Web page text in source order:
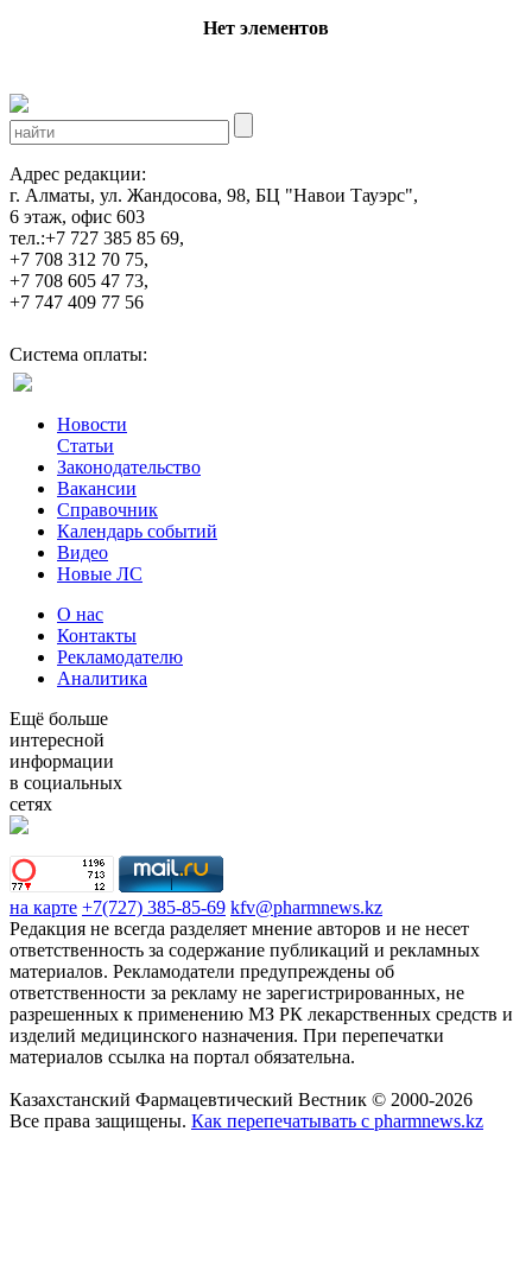
Нет элементов
Адрес редакции:
г. Алматы, ул. Жандосова, 98, БЦ "Навои Тауэрс",
6 этаж, офис 603
тел.:+7 727 385 85 69,
+7 708 312 70 75,
+7 708 605 47 73,
+7 747 409 77 56
Система оплаты:
Новости
Статьи
Законодательство
Вакансии
Справочник
Календарь событий
Видео
Новые ЛС
О нас
Контакты
Рекламодателю
Аналитика
Ещё больше
интересной
информации
в социальных
сетях
на карте +7(727) 385-85-69 kfv@pharmnews.kz
Редакция не всегда разделяет мнение авторов и не несет
ответственность за содержание публикаций и рекламных
материалов. Рекламодатели предупреждены об
ответственности за рекламу не зарегистрированных, не
разрешенных к применению МЗ РК лекарственных средств и
изделий медицинского назначения. При перепечатки
материалов ссылка на портал обязательна.
Казахстанский Фармацевтический Вестник © 2000-2026
Все права защищены. Как перепечатывать с pharmnews.kz